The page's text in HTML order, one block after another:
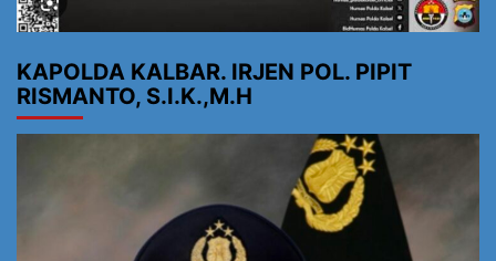
KAPOLDA KALBAR. IRJEN POL. PIPIT
RISMANTO, S.I.K.,M.H